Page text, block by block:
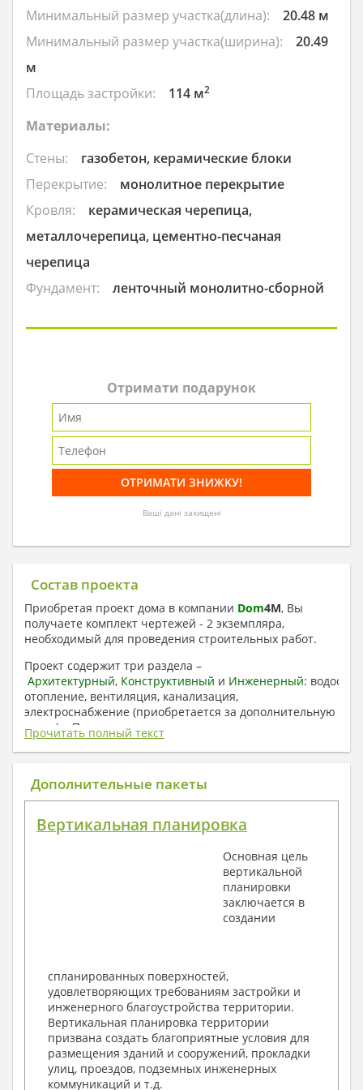
Минимальный размер участка(длина):
20.48 м
Минимальный размер участка(ширина):
20.49
м
Площадь застройки:
114 м2
Материалы:
Стены:
газобетон, керамические блоки
Перекрытие:
монолитное перекрытие
Кровля:
керамическая черепица,
металлочерепица, цементно-песчаная
черепица
Фундамент:
ленточный монолитно-сборной
Отримати подарунок
Ваші дані захищені
Состав проекта
Приобретая проект дома в компании Dom4M, Вы
получаете комплект чертежей - 2 экземпляра,
необходимый для проведения строительных работ.
Проект содержит три раздела –
Архитектурный, Конструктивный и Инженерный:
отопление, вентиляция, канализация,
электроснабжение (приобретается за дополнительную
плату) + Пояснительная записка.
1. Архитектурный раздел:
Общие данные по проекту
Поэтажные маркировочные планы с
Разрезы и состав конструкций
Фасады с ведомостью внешних отделок
Элементы проемов – спецификация
Ведомость перемычек – сечения и
Архитектурные узлы в конструкциях
2. Конструктивный раздел:
Общие данные по проекту
Схемы расположения и расчеты фундаментов
Элементы каркаса – схемы расположения
Схема расположения перекрытий
Прочитать полный текст
Дополнительные пакеты
Вертикальная планировка
Основная цель
вертикальной
планировки
заключается в
создании
спланированных поверхностей,
удовлетворяющих требованиям застройки и
инженерного благоустройства территории.
Вертикальная планировка территории
призвана создать благоприятные условия для
размещения зданий и сооружений, прокладки
улиц, проездов, подземных инженерных
коммуникаций и т.д.